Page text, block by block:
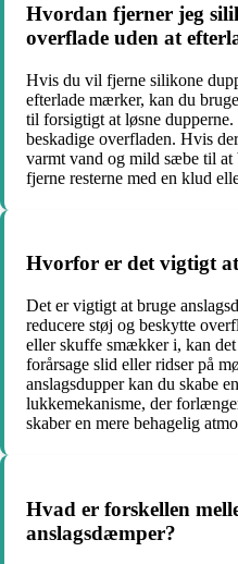
Hvordan fjerner jeg
overflade uden at
Hvis du vil fjerne silikone
efterlade mærker, kan du
til forsigtigt at løsne dupperne.
beskadige overfladen. Hvis
varmt vand og mild sæbe til
fjerne resterne med en klud
Hvorfor er det vigtigt
Det er vigtigt at bruge
reducere støj og beskytte
eller skuffe smækker i, kan
forårsage slid eller ridser på
anslagsdupper kan du skabe
lukkemekanisme, der
skaber en mere behagelig
Hvad er forskellen
anslagsdæmper?